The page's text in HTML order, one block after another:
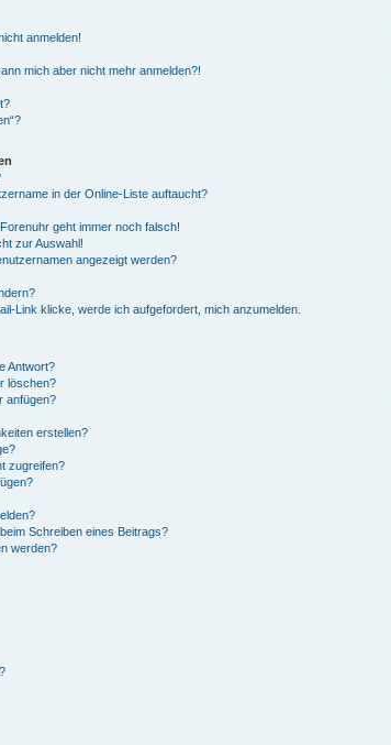
anmelden!
mich aber nicht mehr anmelden?!
in der Online-Liste auftaucht?
geht immer noch falsch!
zur Auswahl!
angezeigt werden?
Link klicke, werde ich aufgefordert, mich anzumelden.
Antwort?
löschen?
anfügen?
erstellen?
zugreifen?
Schreiben eines Beitrags?
werden?